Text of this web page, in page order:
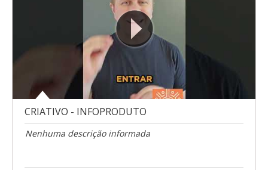
CRIATIVO - INFOPRODUTO
Nenhuma descrição informada